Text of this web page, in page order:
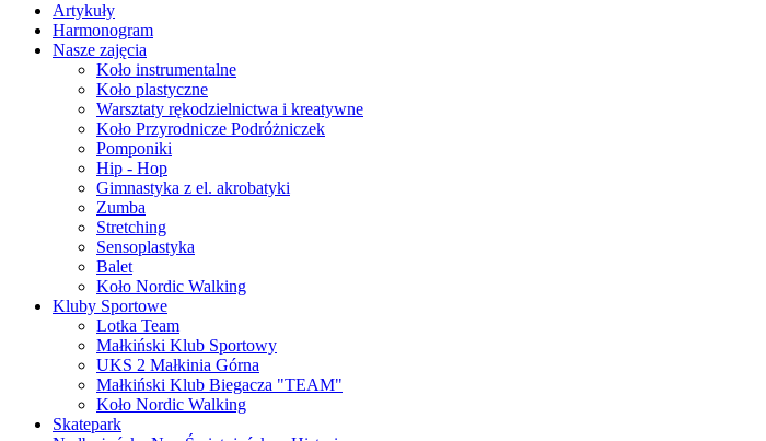
Artykuły
Harmonogram
Nasze zajęcia
Koło instrumentalne
Koło plastyczne
Warsztaty rękodzielnictwa i kreatywne
Koło Przyrodnicze Podróżniczek
Pomponiki
Hip - Hop
Gimnastyka z el. akrobatyki
Zumba
Stretching
Sensoplastyka
Balet
Koło Nordic Walking
Kluby Sportowe
Lotka Team
Małkiński Klub Sportowy
UKS 2 Małkinia Górna
Małkiński Klub Biegacza "TEAM"
Koło Nordic Walking
Skatepark